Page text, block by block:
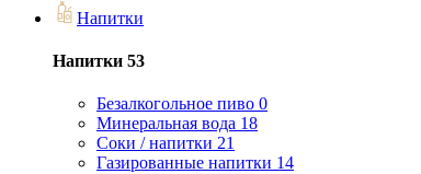
Напитки
Напитки 53
Безалкогольное пиво 0
Минеральная вода 18
Соки / напитки 21
Газированные напитки 14